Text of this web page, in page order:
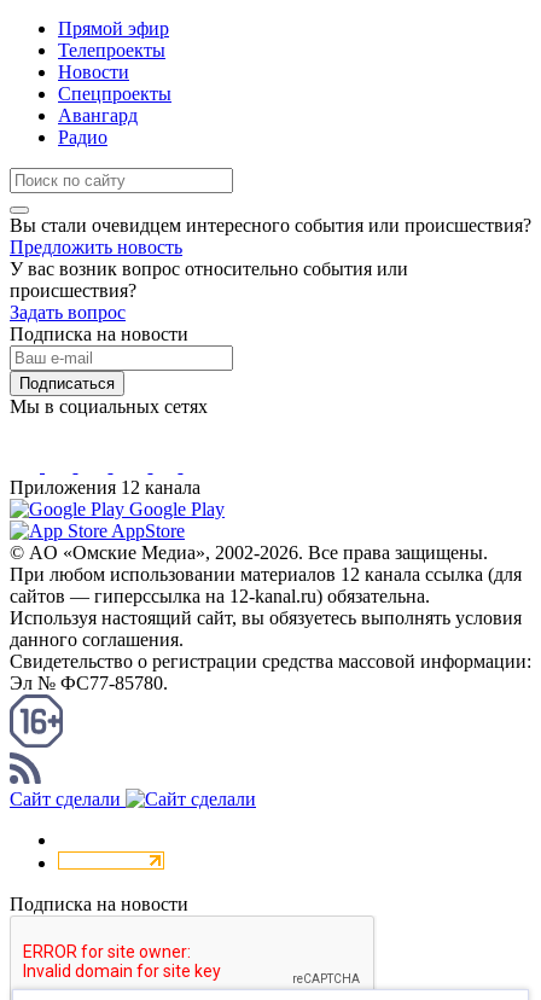
Прямой эфир
Телепроекты
Новости
Спецпроекты
Авангард
Радио
Вы стали очевидцем интересного события или происшествия?
Предложить новость
У вас возник вопрос относительно события или
происшествия?
Задать вопрос
Подписка на новости
Подписаться
Мы в социальных сетях
Приложения 12 канала
Google Play
AppStore
© AO «Омские Медиа», 2002-2026. Все права защищены.
При любом использовании материалов 12 канала ссылка (для
сайтов — гиперссылка на 12-kanal.ru) обязательна.
Используя настоящий сайт, вы обязуетесь выполнять условия
данного соглашения.
Свидетельство о регистрации средства массовой информации:
Эл № ФС77-85780.
Сайт сделали
Подписка на новости